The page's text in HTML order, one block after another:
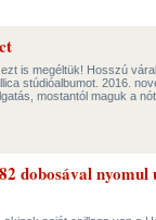
is megéltük! Hosszú
stúdióalbumot. 2016.
mostantól maguk a
dobosával nyomul